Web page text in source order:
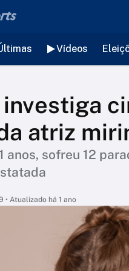
Vídeos
atriz
anos, sofreu 12
• Atualizado há 1 ano